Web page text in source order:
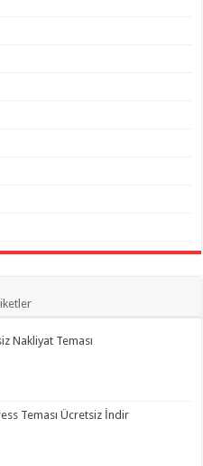
Nakliyat Teması
Teması Ücretsiz İndir